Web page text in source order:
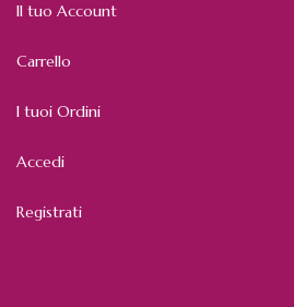
Il tuo Account
Carrello
I tuoi Ordini
Accedi
Registrati